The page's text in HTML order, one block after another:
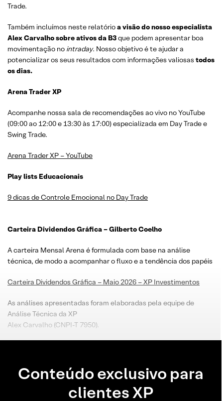
Trade.
Também incluímos neste relatórioa visão do nosso especialista
Alex Carvalho sobre ativos da B3que podem apresentar boa
movimentação no intraday. Nosso objetivo é te ajudar a
potencializar os seus resultados com informações valiosas todos
os dias.
Arena Trader XP
Acompanhe nossa sala de recomendações ao vivo no YouTube
(09:00 ao 12:00 e 13:30 às 17:00) especializada em Day Trade e
Swing Trade.
Arena Trader XP – YouTube
Play lists Educacionais
9 dicas de Controle Emocional no Day Trade
Carteira Dividendos Gráfica – Gilberto Coelho
A carteira Mensal Arena é formulada com base na análise
técnica, de modo a acompanhar o fluxo e a tendência dos papéis
Carteira Dividendos Gráfica – Maio 2026 – XP Investimentos
As análises apresentadas foram elaboradas pela equipe de
Análise Técnica da XP
Alex Carvalho (CNPI-T 7950).
Conteúdo exclusivo para
clientes XP